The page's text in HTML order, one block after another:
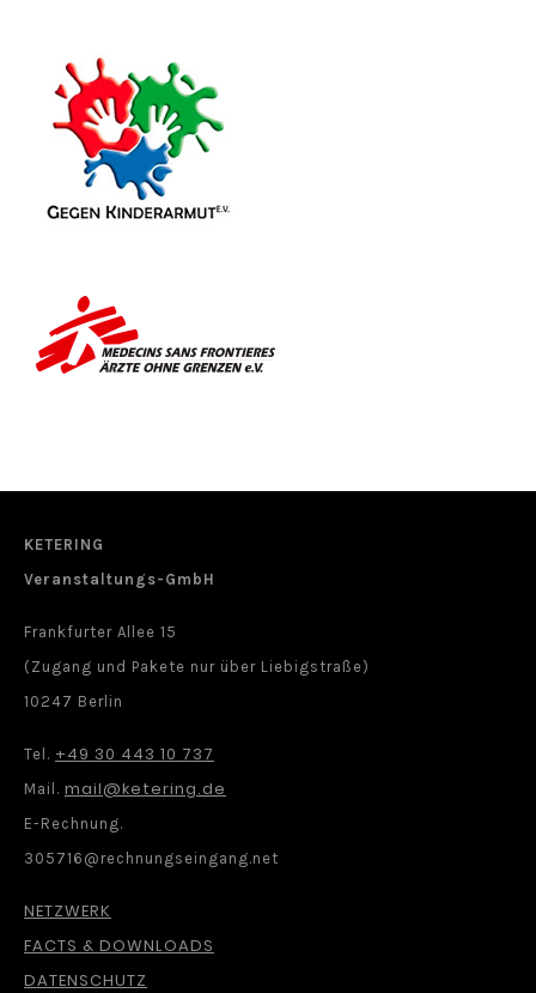
KETERING
Veranstaltungs-GmbH
Frankfurter Allee 15
(Zugang und Pakete nur über Liebigstraße)
10247 Berlin
Tel. +49 30 443 10 737
Mail. mail@ketering.de
E-Rechnung.
305716@rechnungseingang.net
NETZWERK
FACTS & DOWNLOADS
DATENSCHUTZ